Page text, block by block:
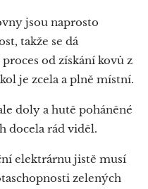
jsou naprosto
takže se dá
od získání kovů z
je zcela a plně místní.
doly a hutě poháněné
docela rád viděl.
elektrárnu jistě musí
zelených